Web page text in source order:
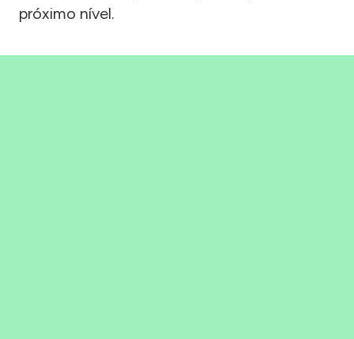
próximo nível.